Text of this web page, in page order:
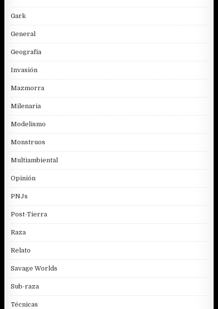
Gark
General
Geografía
Invasión
Mazmorra
Milenaria
Modelismo
Monstruos
Multiambiental
Opinión
PNJs
Post-Tierra
Raza
Relato
Savage Worlds
Sub-raza
Técnicas